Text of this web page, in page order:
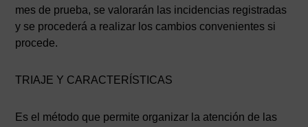
mes de prueba, se valorarán las incidencias registradas
y se procederá a realizar los cambios convenientes si
procede.
TRIAJE Y CARACTERÍSTICAS
Es el método que permite organizar la atención de las